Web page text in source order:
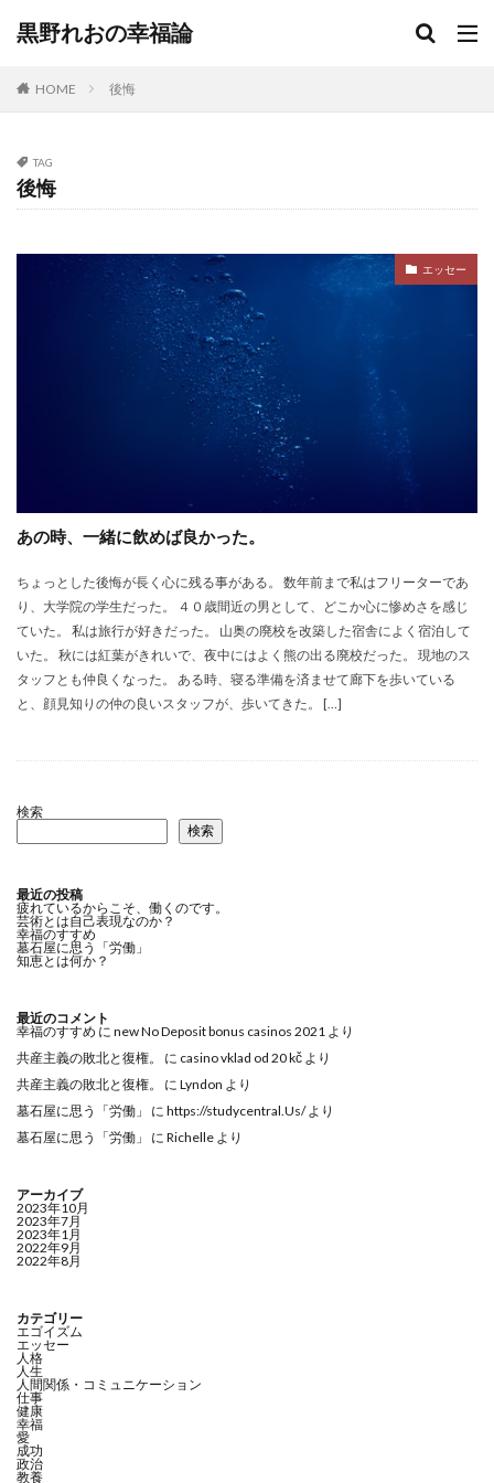
黒野れおの幸福論
HOME 後悔
TAG
後悔
エッセー
あの時、一緒に飲めば良かった。
ちょっとした後悔が長く心に残る事がある。 数年前まで私はフリーターであ
り、大学院の学生だった。 ４０歳間近の男として、どこか心に惨めさを感じ
ていた。 私は旅行が好きだった。 山奥の廃校を改築した宿舎によく宿泊して
いた。 秋には紅葉がきれいで、夜中にはよく熊の出る廃校だった。 現地のス
タッフとも仲良くなった。 ある時、寝る準備を済ませて廊下を歩いている
と、顔見知りの仲の良いスタッフが、歩いてきた。 […]
検索
検索
最近の投稿
疲れているからこそ、働くのです。
芸術とは自己表現なのか？
幸福のすすめ
墓石屋に思う「労働」
知恵とは何か？
最近のコメント
幸福のすすめ に new No Deposit bonus casinos 2021 より
共産主義の敗北と復権。
に casino vklad od 20 kč より
共産主義の敗北と復権。
に Lyndon より
墓石屋に思う「労働」
に https://studycentral.Us/より
墓石屋に思う「労働」
に Richelle より
アーカイブ
2023年10月
2023年7月
2023年1月
2022年9月
2022年8月
カテゴリー
エゴイズム
エッセー
人格
人生
人間関係・コミュニケーション
仕事
健康
幸福
愛
成功
政治
教養